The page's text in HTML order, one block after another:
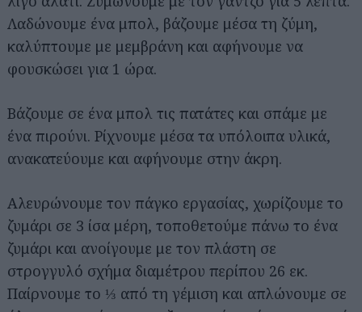
Λαδώνουμε ένα μπολ, βάζουμε μέσα τη ζύμη,
καλύπτουμε με μεμβράνη και αφήνουμε να
φουσκώσει για 1 ώρα.
Βάζουμε σε ένα μπολ τις πατάτες και σπάμε με
ένα πιρούνι. Ρίχνουμε μέσα τα υπόλοιπα υλικά,
ανακατεύουμε και αφήνουμε στην άκρη.
Αλευρώνουμε τον πάγκο εργασίας, χωρίζουμε το
ζυμάρι σε 3 ίσα μέρη, τοποθετούμε πάνω το ένα
ζυμάρι και ανοίγουμε με τον πλάστη σε
στρογγυλό σχήμα διαμέτρου περίπου 26 εκ.
Παίρνουμε το ⅓ από τη γέμιση και απλώνουμε σε